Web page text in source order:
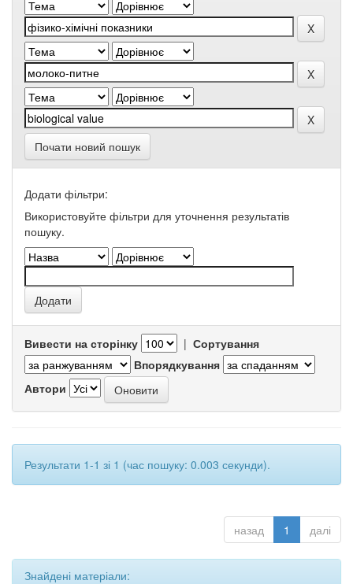
Почати новий пошук
Додати фільтри:
Використовуйте фільтри для уточнення результатів
пошуку.
Вивести на сторінку | Сортування
Впорядкування
Автори
Результати 1-1 зі 1 (час пошуку: 0.003 секунди).
назад 1 далі
Знайдені матеріали: